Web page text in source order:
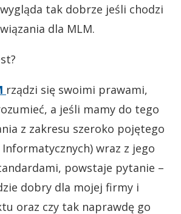
tak dobrze jeśli chodzi
dla MLM.
rządzi się swoimi prawami,
a jeśli mamy do tego
z zakresu szeroko pojętego
wraz z jego
powstaje pytanie –
dobry dla mojej firmy i
oraz czy tak naprawdę go